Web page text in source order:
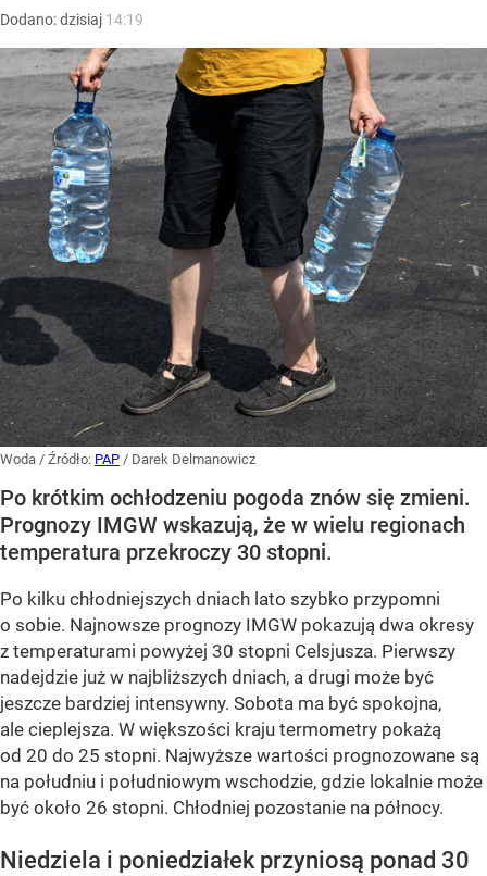
Dodano:dzisiaj 14:19
Woda / Źródło: PAP / Darek Delmanowicz
Po krótkim ochłodzeniu pogoda znów się zmieni.
Prognozy IMGW wskazują, że w wielu regionach
temperatura przekroczy 30 stopni.
Po kilku chłodniejszych dniach lato szybko przypomni
o sobie. Najnowsze prognozy IMGW pokazują dwa okresy
z temperaturami powyżej 30 stopni Celsjusza. Pierwszy
nadejdzie już w najbliższych dniach, a drugi może być
jeszcze bardziej intensywny. Sobota ma być spokojna,
ale cieplejsza. W większości kraju termometry pokażą
od 20 do 25 stopni. Najwyższe wartości prognozowane są
na południu i południowym wschodzie, gdzie lokalnie może
być około 26 stopni. Chłodniej pozostanie na północy.
Niedziela i poniedziałek przyniosą ponad 30